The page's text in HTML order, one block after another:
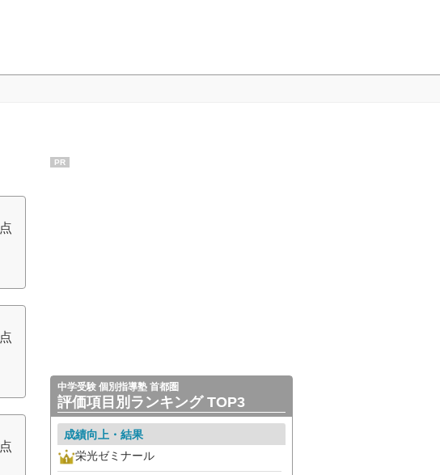
点
点
点
PR
中学受験 個別指導塾 首都圏
評価項目別ランキング TOP3
成績向上・結果
栄光ゼミナール